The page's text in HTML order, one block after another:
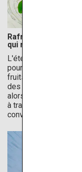
Rafraîchissez-
qui regorge de
L'été au Japon est
pour savourer de
fruits, les melons
des moments les
alors pourquoi ne
à travers la région et
convoité ?